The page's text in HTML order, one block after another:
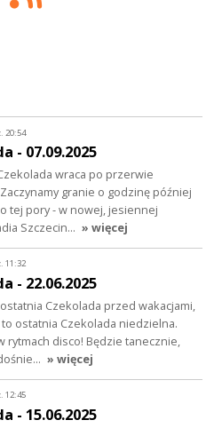
20:54
- 07.09.2025
wraca po przerwie
granie o godzinę później
tej pory - w nowej, jesiennej
Szczecin… » więcej
11:32
- 22.06.2025
Czekolada przed wakacjami,
ostatnia Czekolada niedzielna.
rytmach disco! Będzie tanecznie,
» więcej
12:45
- 15.06.2025